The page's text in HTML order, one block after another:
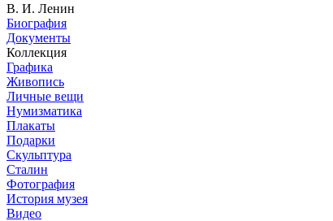
В. И. Ленин
Биография
Документы
Коллекция
Графика
Живопись
Личные вещи
Нумизматика
Плакаты
Подарки
Скульптура
Сталин
Фотография
История музея
Видео